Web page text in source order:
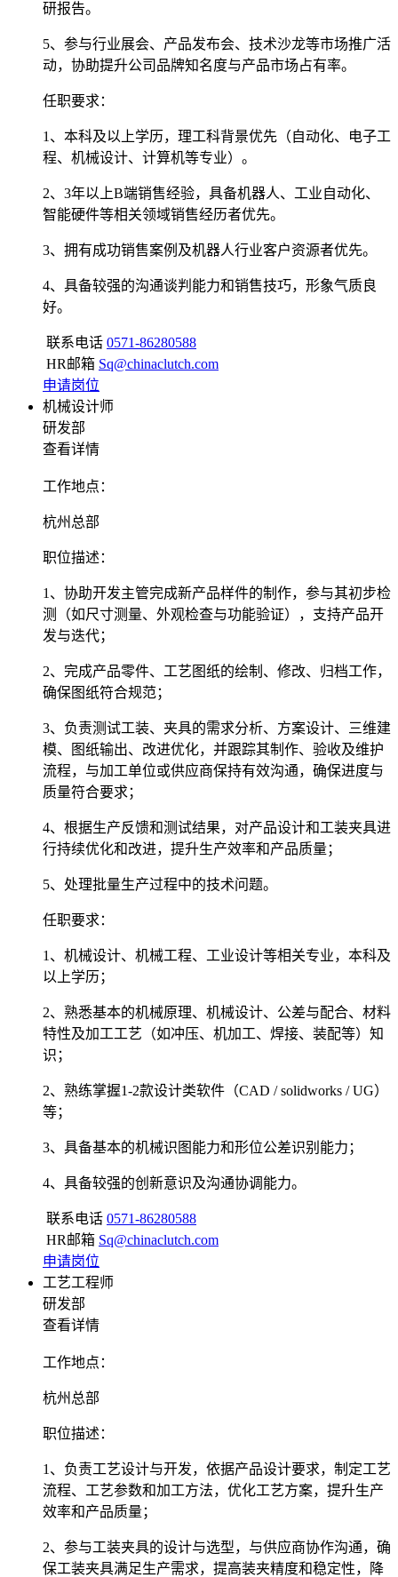
研报告。
5、参与行业展会、产品发布会、技术沙龙等市场推广活
动，协助提升公司品牌知名度与产品市场占有率。
任职要求 ：
1、本科及以上学历，理工科背景优先（自动化、电子工
程、机械设计、计算机等专业）。
2、3年以上B端销售经验，具备机器人、工业自动化、
智能硬件等相关领域销售经历者优先。
3、拥有成功销售案例及机器人行业客户资源者优先。
4、具备较强的沟通谈判能力和销售技巧，形象气质良
好。
联系电话 0571-86280588
HR邮箱 Sq@chinaclutch.com
申请岗位
机械设计师
研发部
查看详情
工作地点 ：
杭州总部
职位描述 ：
1、协助开发主管完成新产品样件的制作，参与其初步检
测（如尺寸测量、外观检查与功能验证），支持产品开
发与迭代；
2、完成产品零件、工艺图纸的绘制、修改、归档工作，
确保图纸符合规范；
3、负责测试工装、夹具的需求分析、方案设计、三维建
模、图纸输出、改进优化，并跟踪其制作、验收及维护
流程，与加工单位或供应商保持有效沟通，确保进度与
质量符合要求；
4、根据生产反馈和测试结果，对产品设计和工装夹具进
行持续优化和改进，提升生产效率和产品质量；
5、处理批量生产过程中的技术问题。
任职要求 ：
1、机械设计、机械工程、工业设计等相关专业，本科及
以上学历；
2、熟悉基本的机械原理、机械设计、公差与配合、材料
特性及加工工艺（如冲压、机加工、焊接、装配等）知
识；
2、熟练掌握1-2款设计类软件（CAD / solidworks / UG）
等；
3、具备基本的机械识图能力和形位公差识别能力；
4、具备较强的创新意识及沟通协调能力。
联系电话 0571-86280588
HR邮箱 Sq@chinaclutch.com
申请岗位
工艺工程师
研发部
查看详情
工作地点 ：
杭州总部
职位描述 ：
1、负责工艺设计与开发，依据产品设计要求，制定工艺
流程、工艺参数和加工方法，优化工艺方案，提升生产
效率和产品质量；
2、参与工装夹具的设计与选型，与供应商协作沟通，确
保工装夹具满足生产需求，提高装夹精度和稳定性，降